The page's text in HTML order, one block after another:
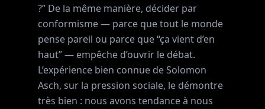
?” De la même manière, décider par
conformisme — parce que tout le monde
pense pareil ou parce que “ça vient d’en
haut” — empêche d’ouvrir le débat.
L’expérience bien connue de Solomon
Asch, sur la pression sociale, le démontre
très bien : nous avons tendance à nous